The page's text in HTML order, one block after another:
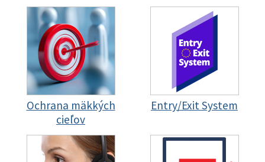
Ochrana mäkkých
cieľov
Entry/Exit System